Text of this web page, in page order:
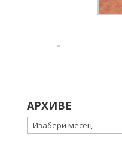
АРХИВЕ
Архиве